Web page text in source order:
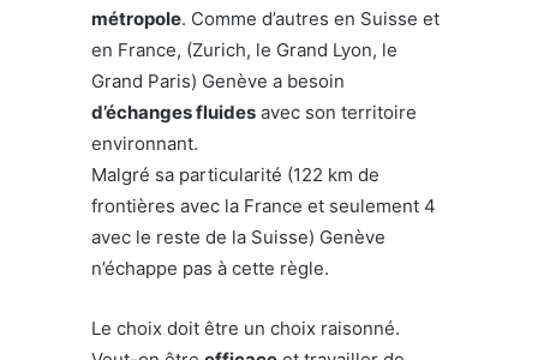
métropole. Comme d’autres en Suisse et
en France, (Zurich, le Grand Lyon, le
Grand Paris) Genève a besoin
d’échanges fluides avec son territoire
environnant.
Malgré sa particularité (122 km de
frontières avec la France et seulement 4
avec le reste de la Suisse) Genève
n’échappe pas à cette règle.
Le choix doit être un choix raisonné.